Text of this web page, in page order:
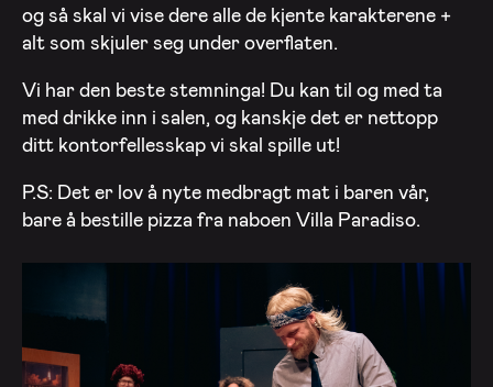
og så skal vi vise dere alle de kjente karakterene +
alt som skjuler seg under overflaten.
Vi har den beste stemninga! Du kan til og med ta
med drikke inn i salen, og kanskje det er nettopp
ditt kontorfellesskap vi skal spille ut!
P.S: Det er lov å nyte medbragt mat i baren vår,
bare å bestille pizza fra naboen Villa Paradiso.